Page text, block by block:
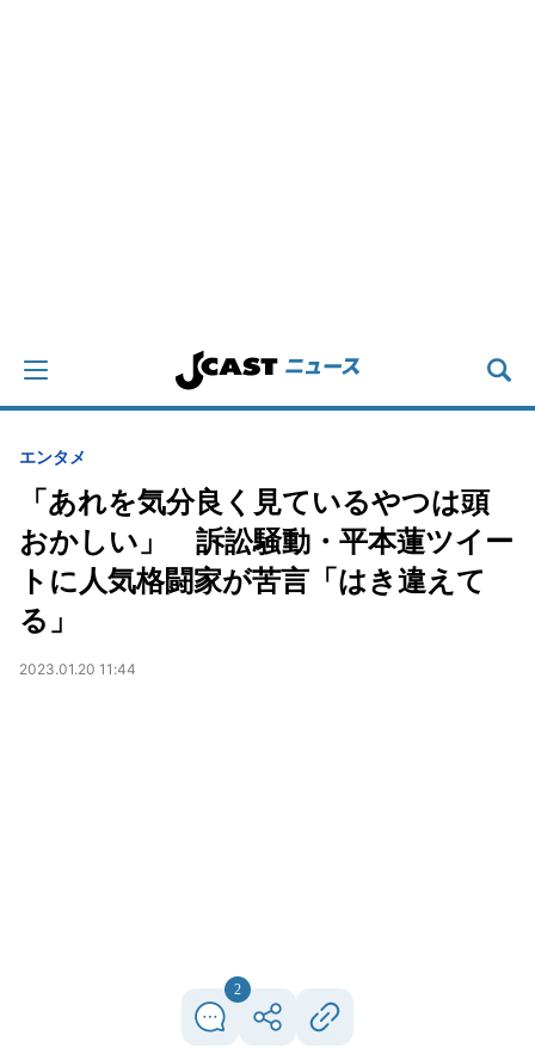
エンタメ
「あれを気分良く見ているやつは頭
おかしい」 訴訟騒動・平本蓮ツイー
トに人気格闘家が苦言「はき違えて
る」
2023.01.20 11:44
2